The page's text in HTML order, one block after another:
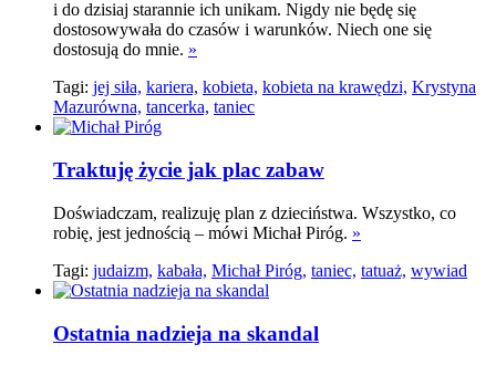
i do dzisiaj starannie ich unikam. Nigdy nie będę się
dostosowywała do czasów i warunków. Niech one się
dostosują do mnie. »
Tagi: jej siła, kariera, kobieta, kobieta na krawędzi, Krystyna
Mazurówna, tancerka, taniec
Traktuję życie jak plac zabaw
Doświadczam, realizuję plan z dzieciństwa. Wszystko, co
robię, jest jednością – mówi Michał Piróg. »
Tagi: judaizm, kabała, Michał Piróg, taniec, tatuaż, wywiad
Ostatnia nadzieja na skandal